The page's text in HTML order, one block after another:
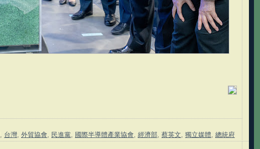
台灣 外貿協會 民進黨 國際半導體產業協會 經濟部 蔡英文 獨立媒體 總統府